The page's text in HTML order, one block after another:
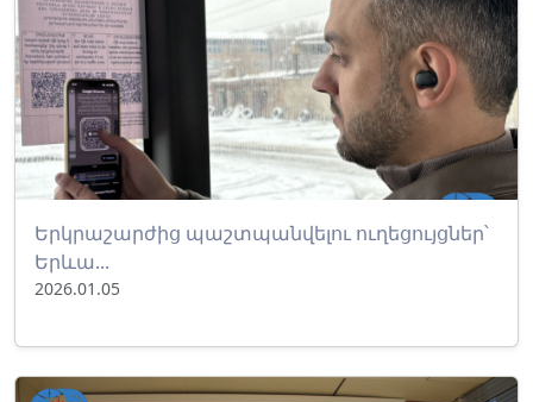
Երկրաշարժից պաշտպանվելու ուղեցույցներ՝
Երևա...
2026.01.05